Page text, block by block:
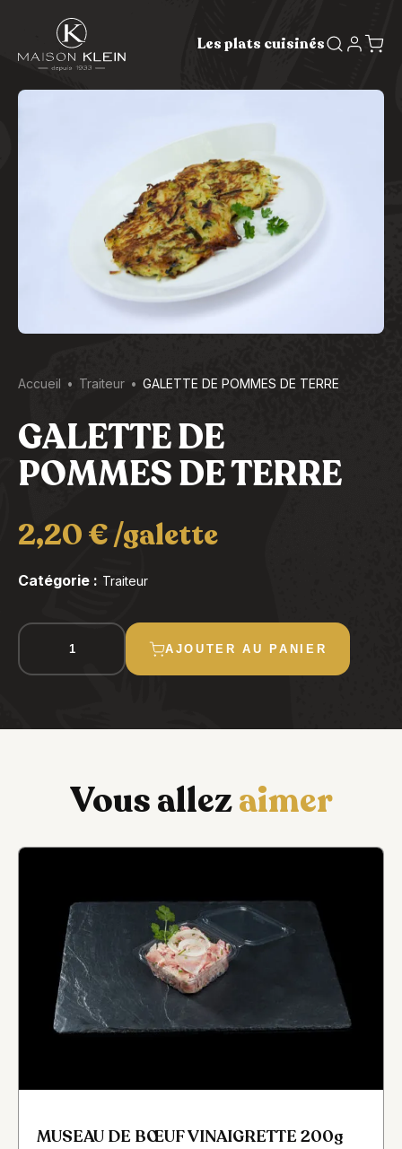
Les plats cuisinés
Accueil Traiteur GALETTE DE POMMES DE TERRE
GALETTE DE
POMMES DE TERRE
2,20€/galette
Catégorie : Traiteur
quantité
GALETTE
AJOUTER AU PANIER
Vous allezaimer
MUSEAU DE BŒUF VINAIGRETTE 200g